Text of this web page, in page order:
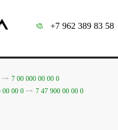
+7 962 389 83 58
7 00 000 00 00 0
00 00 0
7 47 900 00 00 0